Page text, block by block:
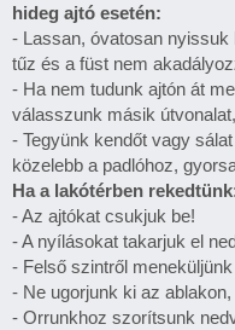
hideg ajtó esetén:
- Lassan, óvatosan
tűz és a füst nem
- Ha nem tudunk ajtón át
válasszunk másik
- Tegyünk kendőt vagy
közelebb a padlóhoz,
Ha a lakótérben
- Az ajtókat csukjuk be!
- A nyílásokat takarjuk el
- Felső szintről
- Ne ugorjunk ki az
- Orrunkhoz szorítsunk